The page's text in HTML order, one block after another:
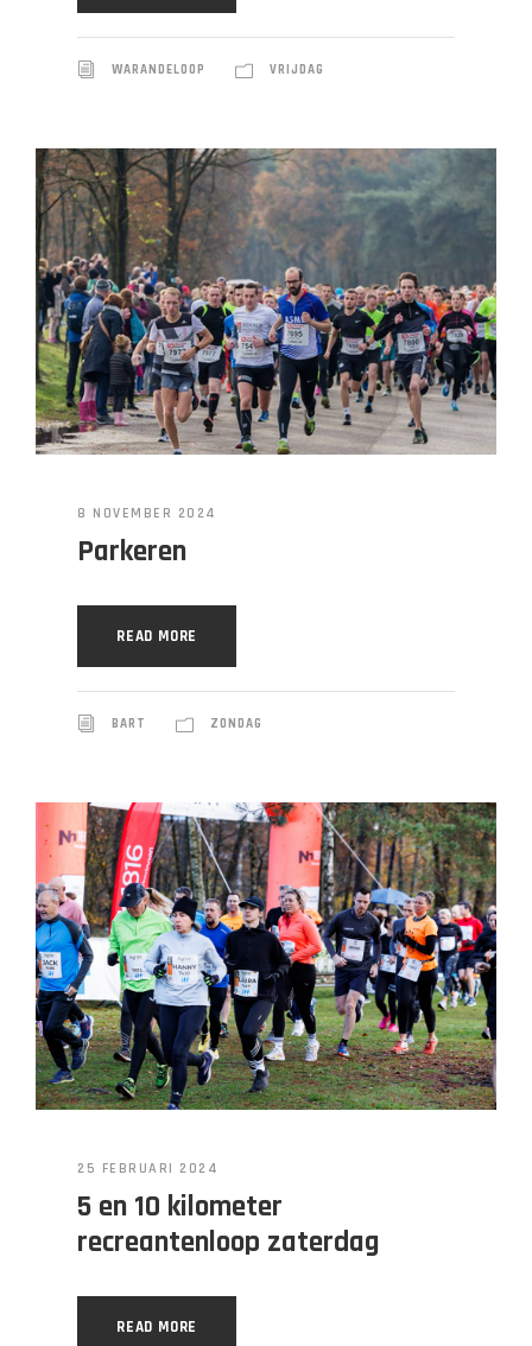
WARANDELOOP VRIJDAG
8 NOVEMBER 2024
Parkeren
READ MORE
BART ZONDAG
25 FEBRUARI 2024
5 en 10 kilometer
recreantenloop zaterdag
READ MORE